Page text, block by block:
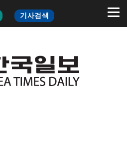
기사검색